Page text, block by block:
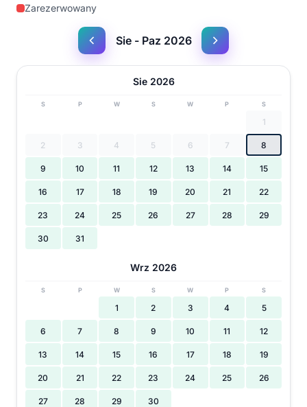
Zarezerwowany
Sie - Paz 2026
Sie 2026
S P W S W P S
1
2 3 4 5 6 7 8
9 10 11 12 13 14 15
16 17 18 19 20 21 22
23 24 25 26 27 28 29
30 31
Wrz 2026
S P W S W P S
1 2 3 4 5
6 7 8 9 10 11 12
13 14 15 16 17 18 19
20 21 22 23 24 25 26
27 28 29 30